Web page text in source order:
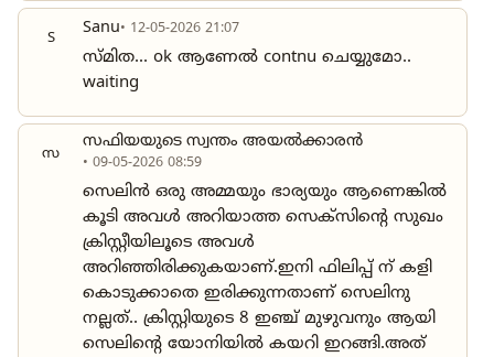
S Sanu• 12-05-2026 21:07
സ്മിത... ok ആണേൽ contnu ചെയ്യുമോ..
waiting
സ
സഫിയയുടെ സ്വന്തം അയൽക്കാരൻ
• 09-05-2026 08:59
സെലിൻ ഒരു അമ്മയും ഭാര്യയും ആണെങ്കിൽ
കൂടി അവൾ അറിയാത്ത സെക്സിന്റെ സുഖം
ക്രിസ്റ്റീയിലൂടെ അവൾ
അറിഞ്ഞിരിക്കുകയാണ്.ഇനി ഫിലിപ്പ് ന് കളി
കൊടുക്കാതെ ഇരിക്കുന്നതാണ് സെലിനു
നല്ലത്.. ക്രിസ്റ്റിയുടെ 8 ഇഞ്ച് മുഴുവനും ആയി
സെലിന്റെ യോനിയിൽ കയറി ഇറങ്ങി.അത്